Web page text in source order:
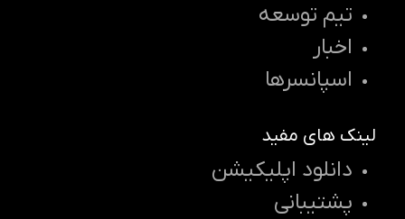
تیم توسعه
اخبار
اسپانسرها
لینک های مفید
دانلود اپلیکیشن
پشتیبانی